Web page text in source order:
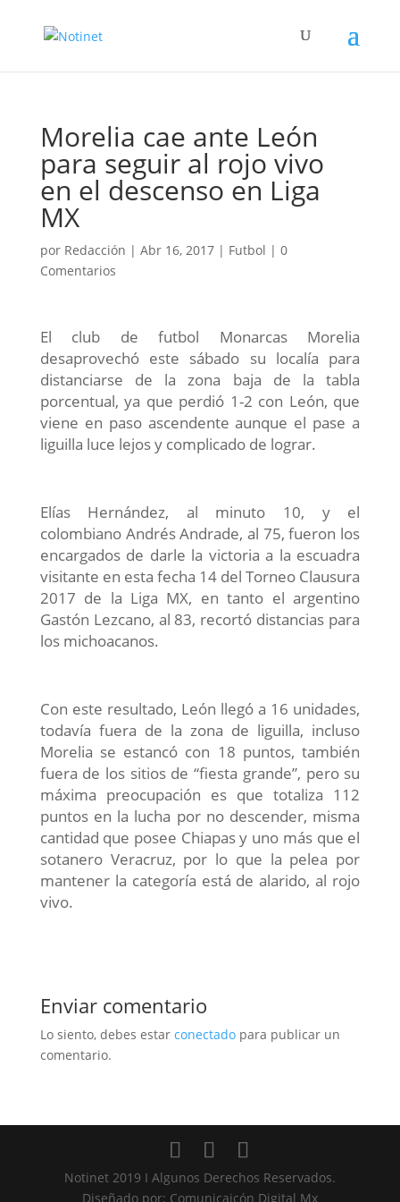
Morelia cae ante León
para seguir al rojo vivo
en el descenso en Liga
MX
por Redacción | Abr 16, 2017| Futbol | 0
Comentarios
El club de futbol Monarcas Morelia
desaprovechó este sábado su localía para
distanciarse de la zona baja de la tabla
porcentual, ya que perdió 1-2 con León, que
viene en paso ascendente aunque el pase a
liguilla luce lejos y complicado de lograr.
Elías Hernández, al minuto 10, y el
colombiano Andrés Andrade, al 75, fueron los
encargados de darle la victoria a la escuadra
visitante en esta fecha 14 del Torneo Clausura
2017 de la Liga MX, en tanto el argentino
Gastón Lezcano, al 83, recortó distancias para
los michoacanos.
Con este resultado, León llegó a 16 unidades,
todavía fuera de la zona de liguilla, incluso
Morelia se estancó con 18 puntos, también
fuera de los sitios de “fiesta grande”, pero su
máxima preocupación es que totaliza 112
puntos en la lucha por no descender, misma
cantidad que posee Chiapas y uno más que el
sotanero Veracruz, por lo que la pelea por
mantener la categoría está de alarido, al rojo
vivo.
Enviar comentario
Lo siento, debes estar conectadopara publicar un
comentario.
Notinet 2019 I Algunos Derechos Reservados.
Diseñado por: Comunicaicón Digital Mx